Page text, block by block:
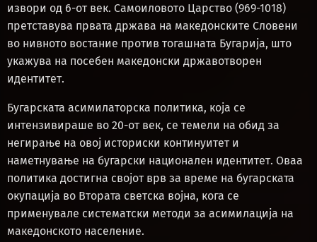
извори од 6-от век. Самоиловото Царство (969-1018)
претставува првата држава на македонските Словени
во нивното востание против тогашната Бугарија, што
укажува на посебен македонски државотворен
идентитет.
Бугарската асимилаторска политика, која се
интензивираше во 20-от век, се темели на обид за
негирање на овој историски континуитет и
наметнување на бугарски национален идентитет. Оваа
политика достигна својот врв за време на бугарската
окупација во Втората светска војна, кога се
применувале систематски методи за асимилација на
македонското население.